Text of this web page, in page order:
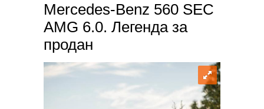
Mercedes-Benz 560 SEC
AMG 6.0. Легенда за
продан